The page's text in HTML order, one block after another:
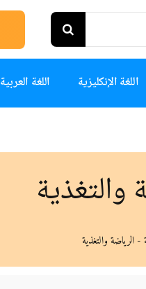
اللغة الإنكليزية اللغة العربية
والتغذية
-الرياضة والتغذية